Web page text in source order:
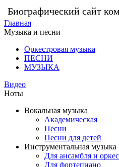
Биографический сайт
Главная
Музыка и песни
Оркестровая музыка
ПЕСНИ
МУЗЫКА
Видео
Ноты
Вокальная музыка
Академическая
Песни
Песни для детей
Инструментальная музыка
Для ансамбля и
Для фортепиано